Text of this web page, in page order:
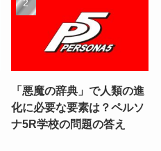
「悪魔の辞典」で人類の進
化に必要な要素は？ペルソ
ナ5R学校の問題の答え